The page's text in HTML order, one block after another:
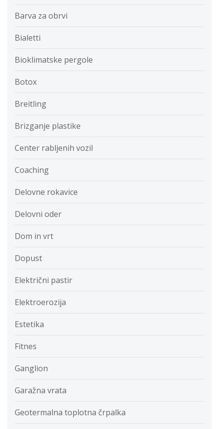
Barva za obrvi
Bialetti
Bioklimatske pergole
Botox
Breitling
Brizganje plastike
Center rabljenih vozil
Coaching
Delovne rokavice
Delovni oder
Dom in vrt
Dopust
Električni pastir
Elektroerozija
Estetika
Fitnes
Ganglion
Garažna vrata
Geotermalna toplotna črpalka